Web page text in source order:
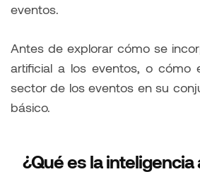
eventos.
Antes de explorar cómo se
artificial a los eventos, o cómo
sector de los eventos en su
básico.
¿Qué es la inteligencia